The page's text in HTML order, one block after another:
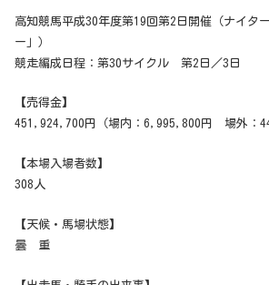
高知競馬平成30年度第19回第2日開催（ナイタ
ー」）
競走編成日程：第30サイクル 第2日／3日
【売得金】
451,924,700円（場内：6,995,800円 場外：
【本場入場者数】
308人
【天候・馬場状態】
曇 重